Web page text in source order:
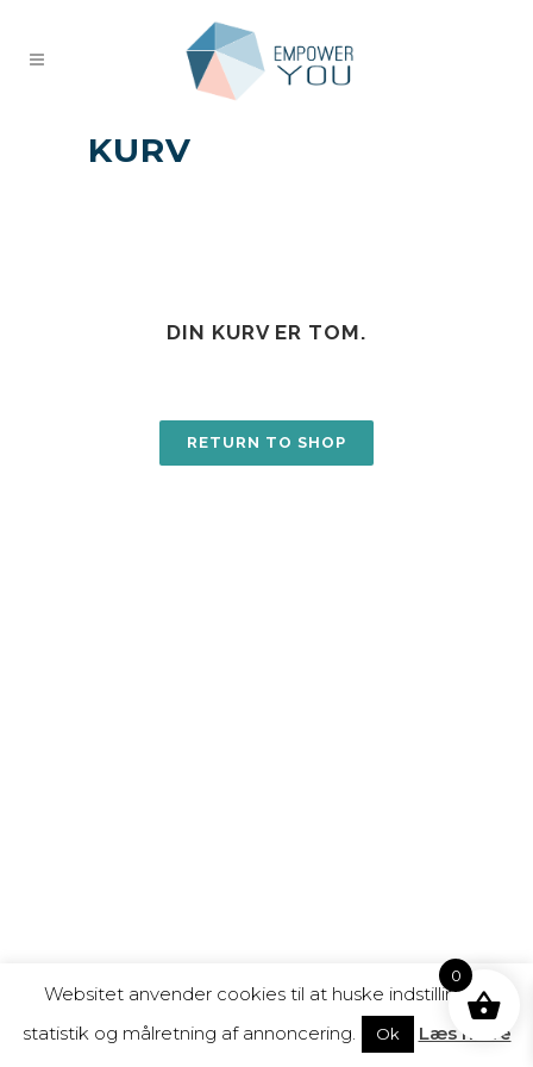
KURV
DIN KURV ER TOM.
RETURN TO SHOP
Websitet anvender cookies til at huske indstillinger,
statistik og målretning af annoncering.
Ok Læs mere
0